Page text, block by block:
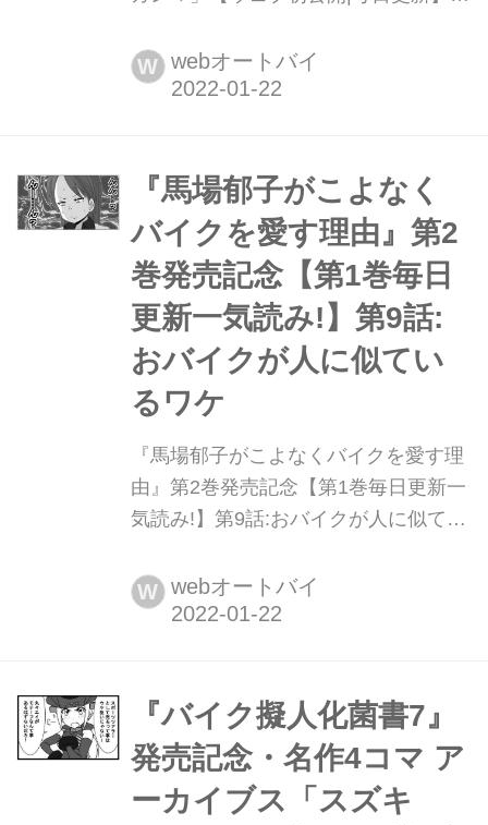
秀吉)大好評発売中!
W webオートバイ
『馬場郁子がこよなく
バイクを愛す理由』第2
巻発売記念【第1巻毎日
更新一気読み!】第9話:
おバイクが人に似てい
るワケ
『馬場郁子がこよなくバイクを愛す理
由』第2巻発売記念【第1巻毎日更新一
気読み!】第9話:おバイクが人に似てい
イクを愛す理由2』(著:鈴木秀吉)大好
評発売中!
W webオートバイ
『バイク擬人化菌書7』
発売記念・名作4コマ ア
ーカイブス「スズキ